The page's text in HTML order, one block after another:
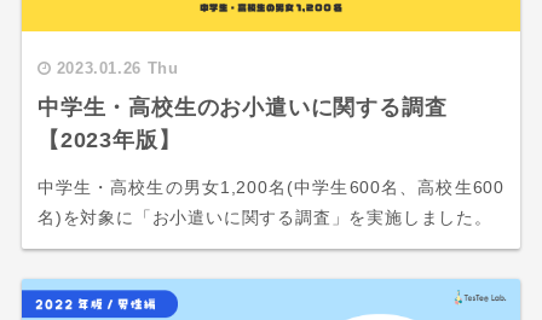
2023.01.26 Thu
中学生・高校生のお小遣いに関する調査
【2023年版】
中学生・高校生の男女1,200名(中学生600名、高校生600
名)を対象に「お小遣いに関する調査」を実施しました。